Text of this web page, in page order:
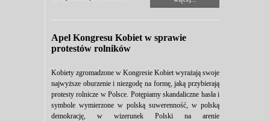
Apel Kongresu Kobiet w sprawie
protestów rolników
Kobiety zgromadzone w Kongresie Kobiet wyrażają swoje
najwyższe oburzenie i niezgodę na formę, jaką przybierają
protesty rolnicze w Polsce. Potępiamy skandaliczne hasła i
symbole wymierzone w polską suwerenność, w polską
demokrację, w wizerunek Polski na arenie